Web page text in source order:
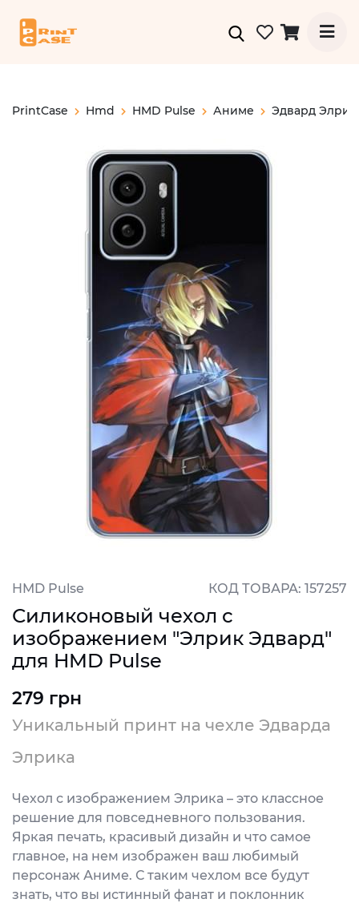
PrintCase Hmd HMD Pulse Аниме Эдвард Элрик
HMD Pulse КОД ТОВАРА: 157257
Силиконовый чехол с
изображением "Элрик Эдвард"
для HMD Pulse
279 грн
Уникальный принт на чехле Эдварда
Элрика
Чехол с изображением Элрика – это классное
решение для повседневного пользования.
Яркая печать, красивый дизайн и что самое
главное, на нем изображен ваш любимый
персонаж Аниме. С таким чехлом все будут
знать, что вы истинный фанат и поклонник